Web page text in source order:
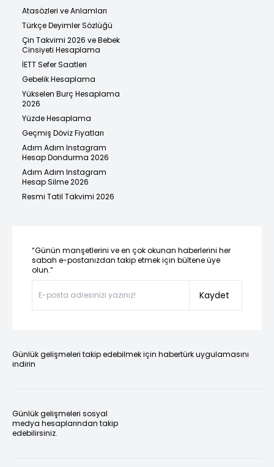
Atasözleri ve Anlamları
Türkçe Deyimler Sözlüğü
Çin Takvimi 2026 ve Bebek
Cinsiyeti Hesaplama
İETT Sefer Saatleri
Gebelik Hesaplama
Yükselen Burç Hesaplama
2026
Yüzde Hesaplama
Geçmiş Döviz Fiyatları
Adım Adım Instagram
Hesap Dondurma 2026
Adım Adım Instagram
Hesap Silme 2026
Resmi Tatil Takvimi 2026
“Günün manşetlerini ve en çok okunan haberlerini her
sabah e-postanızdan takip etmek için bültene üye
olun.”
Kaydet
Günlük gelişmeleri takip edebilmek için habertürk uygulamasını
indirin
Günlük gelişmeleri sosyal
medya hesaplarından takip
edebilirsiniz.